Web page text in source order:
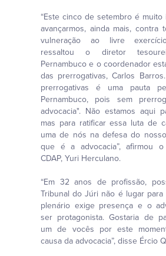
“Este cinco de setembro é muito
avançarmos, ainda mais, contra
vulneração ao livre
ressaltou o diretor
Pernambuco e o coordenador
das prerrogativas, Carlos
prerrogativas é uma pauta
Pernambuco, pois sem
advocacia". Não estamos aqui
mas para ratificar essa luta de
uma de nós na defesa do
que é a advocacia”, afirmou
CDAP, Yuri Herculano.
“Em 32 anos de profissão,
Tribunal do Júri não é lugar para
plenário exige presença e o
ser protagonista. Gostaria de
um de vocês por este
causa da advocacia”, disse Ércio